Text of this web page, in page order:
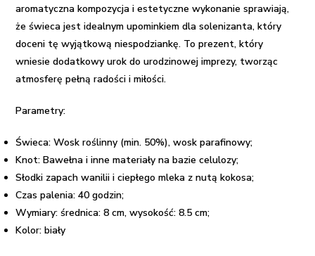
aromatyczna kompozycja i estetyczne wykonanie sprawiają,
że świeca jest idealnym upominkiem dla solenizanta, który
doceni tę wyjątkową niespodziankę. To prezent, który
wniesie dodatkowy urok do urodzinowej imprezy, tworząc
atmosferę pełną radości i miłości.
Parametry:
Świeca: Wosk roślinny (min. 50%), wosk parafinowy;
Knot: Bawełna i inne materiały na bazie celulozy;
Słodki zapach wanilii i ciepłego mleka z nutą kokosa;
Czas palenia: 40 godzin;
Wymiary: średnica: 8 cm, wysokość:8.5 cm;
Kolor: biały